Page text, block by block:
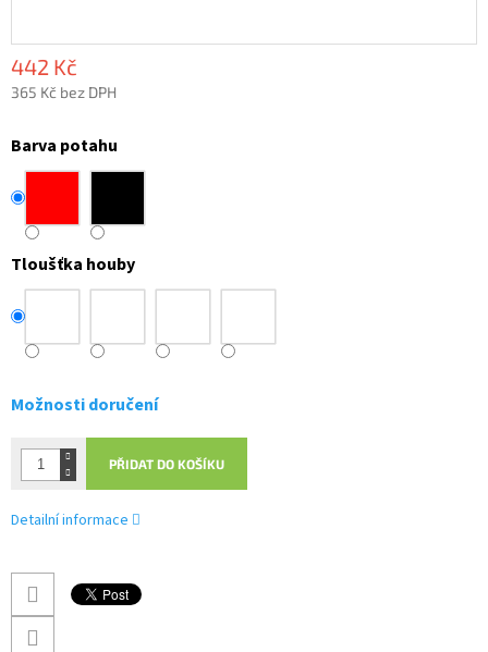
442 Kč
365 Kč bez DPH
cena:
Barva potahu
Tloušťka houby
Možnosti doručení
PŘIDAT DO KOŠÍKU
Detailní informace